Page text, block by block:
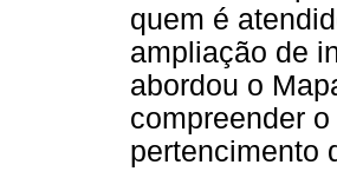
quem é
ampliação de
abordou o
compreender
pertencimento